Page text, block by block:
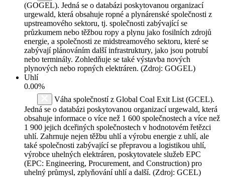
(GOGEL). Jedná se o databázi poskytovanou organizací
urgewald, která obsahuje ropné a plynárenské společnosti z
upstreamového sektoru, tj. společnosti zabývající se
průzkumem nebo těžbou ropy a plynu jako fosilních zdrojů
energie, a společnosti ze midstreamového sektoru, které se
zabývají plánováním další infrastruktury, jako jsou potrubí
nebo terminály. Zohledňuje se také výstavba nových
plynových nebo ropných elektráren. (Zdroj: GOGEL)
Uhlí
0.00%
Váha společností z Global Coal Exit List (GCEL).
Jedná se o databázi poskytovanou organizací urgewald, která
obsahuje informace o více než 1 600 společnostech a více než
1 900 jejich dceřiných společnostech v hodnotovém řetězci
uhlí. Zahrnuje nejen těžbu uhlí a výrobu energie z uhlí, ale
také společnosti zabývající se přepravou a logistikou uhlí,
výrobce uhelných elektráren, poskytovatele služeb EPC
(EPC: Engineering, Procurement, and Construction) pro
uhelný průmysl, zplyňování uhlí a další. (Zdroj: GCEL)